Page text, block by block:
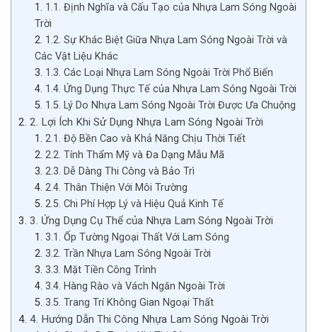
1.1. Định Nghĩa và Cấu Tạo của Nhựa Lam Sóng Ngoài
Trời
1.2. Sự Khác Biệt Giữa Nhựa Lam Sóng Ngoài Trời và
Các Vật Liệu Khác
1.3. Các Loại Nhựa Lam Sóng Ngoài Trời Phổ Biến
1.4. Ứng Dụng Thực Tế của Nhựa Lam Sóng Ngoài Trời
1.5. Lý Do Nhựa Lam Sóng Ngoài Trời Được Ưa Chuộng
2. Lợi Ích Khi Sử Dụng Nhựa Lam Sóng Ngoài Trời
2.1. Độ Bền Cao và Khả Năng Chịu Thời Tiết
2.2. Tính Thẩm Mỹ và Đa Dạng Mẫu Mã
2.3. Dễ Dàng Thi Công và Bảo Trì
2.4. Thân Thiện Với Môi Trường
2.5. Chi Phí Hợp Lý và Hiệu Quả Kinh Tế
3. Ứng Dụng Cụ Thể của Nhựa Lam Sóng Ngoài Trời
3.1. Ốp Tường Ngoại Thất Với Lam Sóng
3.2. Trần Nhựa Lam Sóng Ngoài Trời
3.3. Mặt Tiền Công Trình
3.4. Hàng Rào và Vách Ngăn Ngoài Trời
3.5. Trang Trí Không Gian Ngoại Thất
4. Hướng Dẫn Thi Công Nhựa Lam Sóng Ngoài Trời